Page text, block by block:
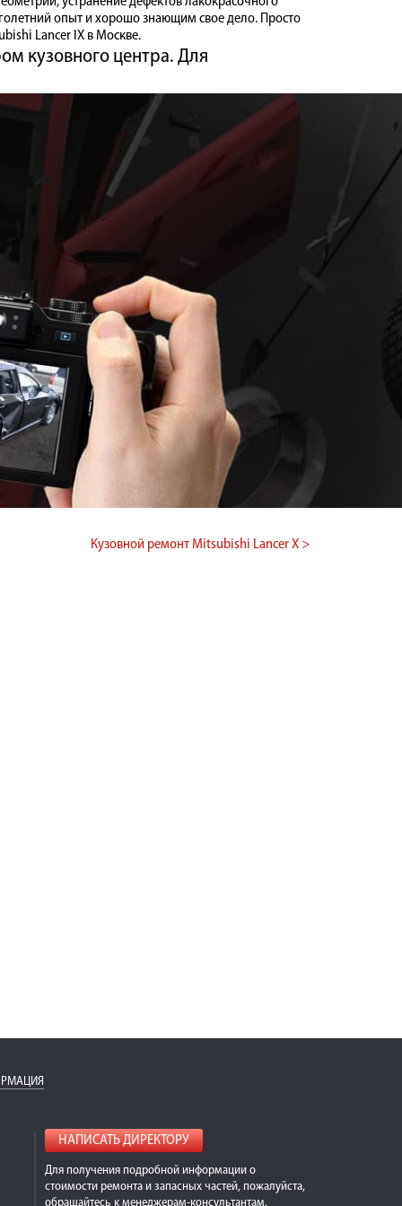
опыт и хорошо знающим свое дело. Просто
Lancer IX в Москве.
кузовного центра. Для
Кузовной ремонт Mitsubishi Lancer X >
НАПИСАТЬ ДИРЕКТОРУ
Для получения подробной информации о
стоимости ремонта и запасных частей, пожалуйста,
обращайтесь к менеджерам-консультантам.